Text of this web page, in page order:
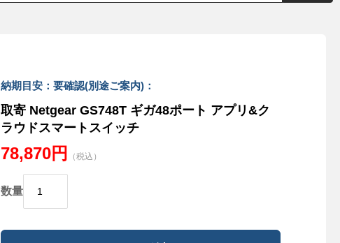
納期目安：要確認(別途ご案内)：
取寄 Netgear GS748T ギガ48ポート アプリ&ク
ラウドスマートスイッチ
78,870円 （税込）
数量